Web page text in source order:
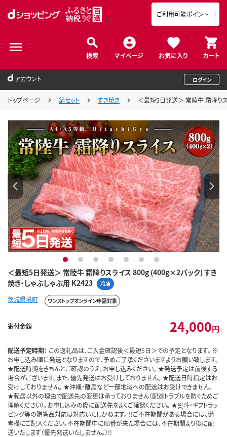
検索 マイページ お気に入り カート
ご利用可能ポイント
アカウント ログイン
トップページ 鍋セット すき焼き ＜最短5日発送＞ 常陸牛 霜降り
＜最短5日発送＞ 常陸牛 霜降りスライス 800g (400g×2パック) すき
焼き・しゃぶしゃぶ用 K2423
冷凍
1 2 3 4 5 6 7
茨城県境町 ワンストップオンライン申請対象
寄付金額 24,000円
配送予定時期： この返礼品は、ご入金確認後＜最短5日＞での予定となります。 ※
お申し込み順に発送となりますので、予めご了承くださいますようお願い致します。
★配送時期をきちんとご確認のうえ、お申し込みください。 ★発送予定は前後する
場合がございます。また、優先発送はお受けしておりません。 ★配送日時指定はお
受けしておりません。 ★沖縄・離島など一部地域への配送はお受けできません。
★転居以外の理由で配送先の変更は承っておりません（配送トラブルを防ぐためご
理解ください）。お申し込みの際に配送先をよくご確認ください。 ★熨斗・ギフトラッ
ピング等の贈答品対応は対応いたしかねます。 !!ご不在期間がある場合には、備
考欄にご記入ください。不在期間中に順番が来た場合には、不在期間より後に配
送いたします（優先発送いたしません。）!!